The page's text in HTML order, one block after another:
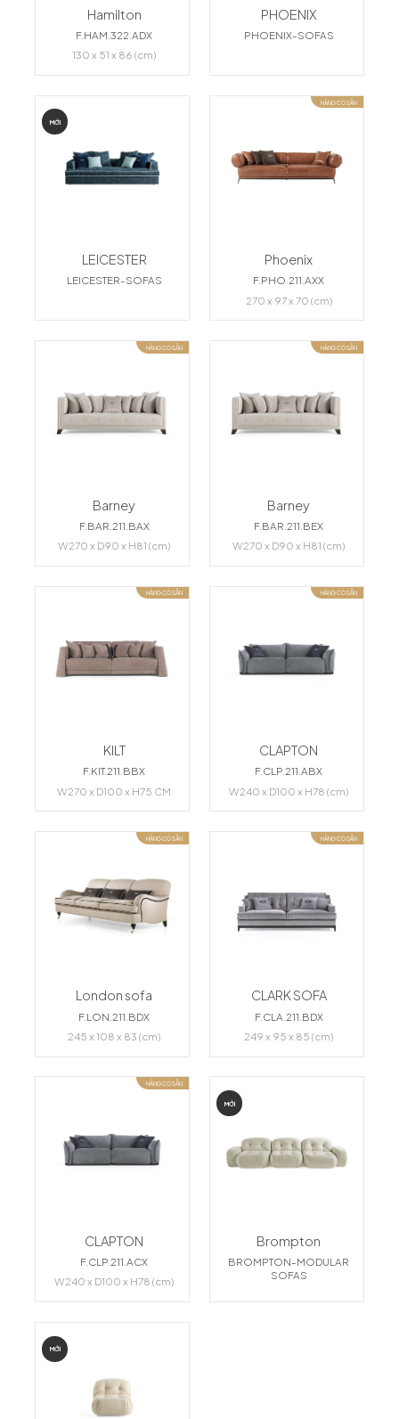
Hamilton
F.HAM.322.ADX
130 x 51 x 86 (cm)
PHOENIX
PHOENIX-SOFAS
MỚI
LEICESTER
LEICESTER-SOFAS
HÀNG CÓ SẴN
Phoenix
F.PHO.211.AXX
270 x 97 x 70 (cm)
HÀNG CÓ SẴN
Barney
F.BAR.211.BAX
W270 x D90 x H81 (cm)
HÀNG CÓ SẴN
Barney
F.BAR.211.BEX
W270 x D90 x H81 (cm)
HÀNG CÓ SẴN
KILT
F.KIT.211.BBX
W270 x D100 x H75 CM
HÀNG CÓ SẴN
CLAPTON
F.CLP.211.ABX
W240 x D100 x H78 (cm)
HÀNG CÓ SẴN
London sofa
F.LON.211.BDX
245 x 108 x 83 (cm)
HÀNG CÓ SẴN
CLARK SOFA
F.CLA.211.BDX
249 x 95 x 85 (cm)
HÀNG CÓ SẴN
CLAPTON
F.CLP.211.ACX
W240 x D100 x H78 (cm)
MỚI
Brompton
BROMPTON-MODULAR
SOFAS
MỚI